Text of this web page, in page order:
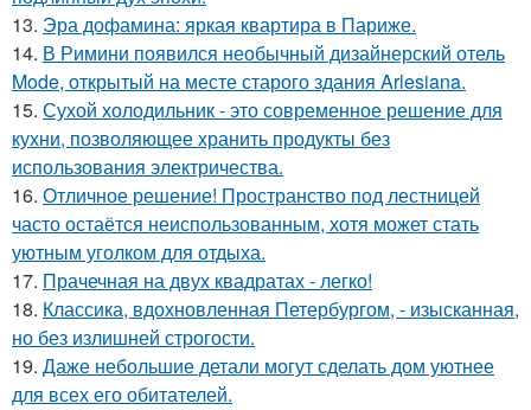
13. Эра дофамина: яркая квартира в Париже.
14. В Римини появился необычный дизайнерский отель
Mode, открытый на месте старого здания Arlesiana.
15. Сухой холодильник - это современное решение для
кухни, позволяющее хранить продукты без
использования электричества.
16. Отличное решение! Пространство под лестницей
часто остаётся неиспользованным, хотя может стать
уютным уголком для отдыха.
17. Прачечная на двух квадратах - легко!
18. Классика, вдохновленная Петербургом, - изысканная,
но без излишней строгости.
19. Даже небольшие детали могут сделать дом уютнее
для всех его обитателей.